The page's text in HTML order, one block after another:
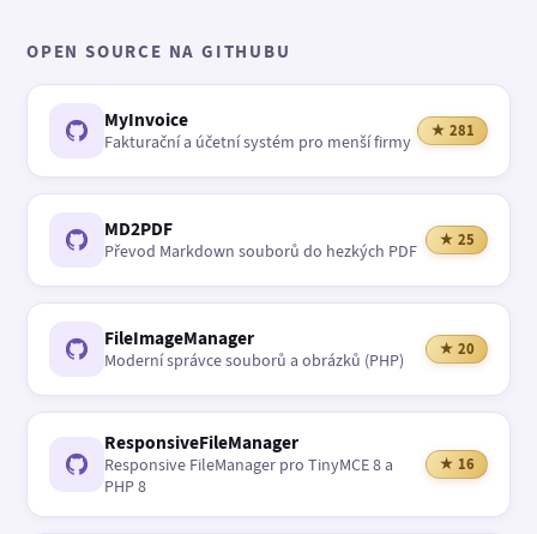
OPEN SOURCE NA GITHUBU
MyInvoice
Fakturační a účetní systém pro menší firmy
★ 281
MD2PDF
Převod Markdown souborů do hezkých PDF
★ 25
FileImageManager
Moderní správce souborů a obrázků (PHP)
★ 20
ResponsiveFileManager
Responsive FileManager pro TinyMCE 8 a
PHP 8
★ 16